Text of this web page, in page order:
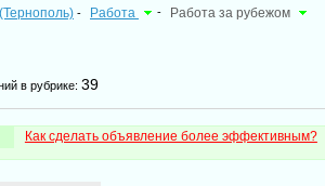
- Работа - Работа за рубежом
в рубрике: 39
Как сделать объявление более эффективным?